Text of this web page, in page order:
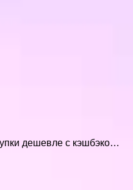
дешевле с кэшбэко…